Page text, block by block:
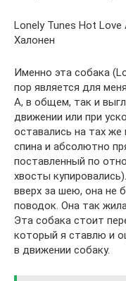
Lonely Tunes Hot
Халонен
Именно эта собака
пор является для
А, в общем, так и
движении или при
оставались на тах
спина и абсолютно
поставленный по
хвосты
вверх за шею, она не
поводок. Она так
Эта собака стоит
который я ставлю и
в движении собаку.